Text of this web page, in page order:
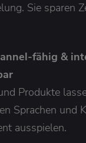
Sie sparen
fähig &
Produkte
Sprachen und
ausspielen.